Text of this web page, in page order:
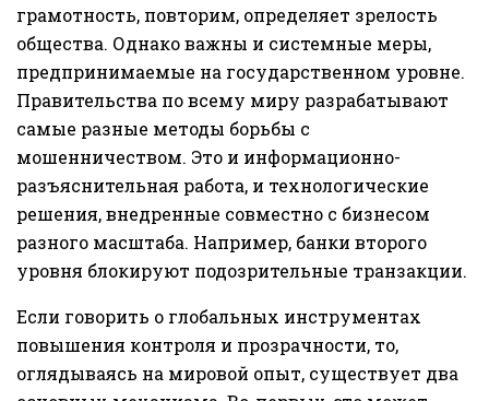
грамотность, повторим, определяет зрелость
общества. Однако важны и системные меры,
предпринимаемые на государственном уровне.
Правительства по всему миру разрабатывают
самые разные методы борьбы с
мошенничеством. Это и информационно-
разъяснительная работа, и технологические
решения, внедренные совместно с бизнесом
разного масштаба. Например, банки второго
уровня блокируют подозрительные транзакции.
Если говорить о глобальных инструментах
повышения контроля и прозрачности, то,
оглядываясь на мировой опыт, существует два